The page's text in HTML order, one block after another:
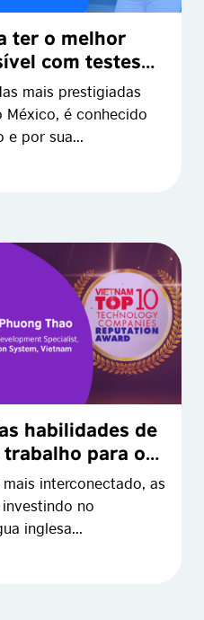
ter o melhor
com testes
mais prestigiadas
é conhecido
e por sua...
habilidades de
para o
interconectado, as
no
inglesa...